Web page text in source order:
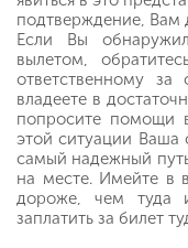
подтверждение, Вам
Если Вы
вылетом,
ответственному
владеете в
попросите помощи
этой ситуации Ваша
самый надежный
на месте. Имейте в
дороже, чем туда
заплатить за билет